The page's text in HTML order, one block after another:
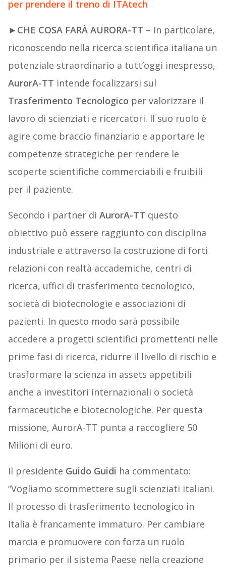
per prendere il treno di ITAtech
► CHE COSA FARÀ AURORA-TT – In particolare,
riconoscendo nella ricerca scientifica italiana un
potenziale straordinario a tutt’oggi inespresso,
AurorA-TT intende focalizzarsi sul
Trasferimento Tecnologico per valorizzare il
lavoro di scienziati e ricercatori. Il suo ruolo è
agire come braccio finanziario e apportare le
competenze strategiche per rendere le
scoperte scientifiche commerciabili e fruibili
per il paziente.
Secondo i partner di AurorA-TT questo
obiettivo può essere raggiunto con disciplina
industriale e attraverso la costruzione di forti
relazioni con realtà accademiche, centri di
ricerca, uffici di trasferimento tecnologico,
società di biotecnologie e associazioni di
pazienti. In questo modo sarà possibile
accedere a progetti scientifici promettenti nelle
prime fasi di ricerca, ridurre il livello di rischio e
trasformare la scienza in assets appetibili
anche a investitori internazionali o società
farmaceutiche e biotecnologiche. Per questa
missione, AurorA-TT punta a raccogliere 50
Milioni di euro.
Il presidente Guido Guidi ha commentato:
“Vogliamo scommettere sugli scienziati italiani.
Il processo di trasferimento tecnologico in
Italia è francamente immaturo. Per cambiare
marcia e promuovere con forza un ruolo
primario per il sistema Paese nella creazione